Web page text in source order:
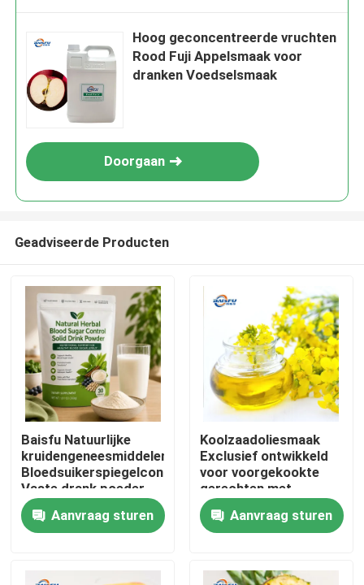
Thuis
Producten
Video's
Hoog geconcentreerde vruchten
Rood Fuji Appelsmaak voor
dranken Voedselsmaak
Doorgaan
Geadviseerde Producten
Baisfu Natuurlijke
kruidengeneesmiddelen
Bloedsuikerspiegelcontrole
Vaste drank poeder
Moerbei blad Kudzu
wortel Ginseng Goji
bessen Cassia zaad
Aanvraag sturen
Koolzaadoliesmaak
Exclusief ontwikkeld
voor voorgekookte
gerechten met
eetbare olie en
Chinese
kooksystemen
Aanvraag sturen